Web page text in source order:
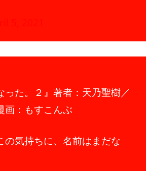
った。２』著者：天乃聖樹／
画：もすこんぶ
気持ちに、名前はまだな